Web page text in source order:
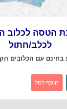
הטסה לכלוב
לכלב/חתול
בחינם עם הכלובים
הוסף לסל